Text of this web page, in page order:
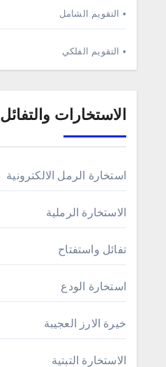
• التقويم الشامل
• التقويم الفلكي
الاستخارات والتفائل
استخارة الرمل الالكترونية
الاستخارة الرملية
تفائل واستفتاح
استخارة الودع
خيرة الارز العجيبة
الاستخارة التبتية